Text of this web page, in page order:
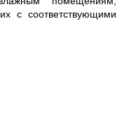
с соответствующими